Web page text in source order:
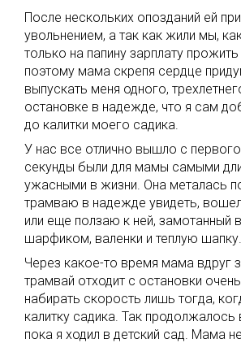
После нескольких опозданий ей
увольнением, а так как жили мы,
только на папину зарплату
поэтому мама скрепя сердце
выпускать меня одного,
остановке в надежде, что я сам
до калитки моего садика.
У нас все отлично вышло с первого
секунды были для мамы самыми
ужасными в жизни. Она металась
трамваю в надежде увидеть, вошел
или еще ползаю к ней, замотанный
шарфиком, валенки и теплую шапку.
Через какое-то время мама вдруг
трамвай отходит с остановки
набирать скорость лишь тогда,
калитку садика. Так продолжалось
пока я ходил в детский сад. Мама